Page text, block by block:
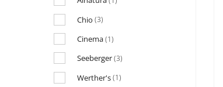
Chio (3)
Cinema(1)
Seeberger(3)
Werther's(1)